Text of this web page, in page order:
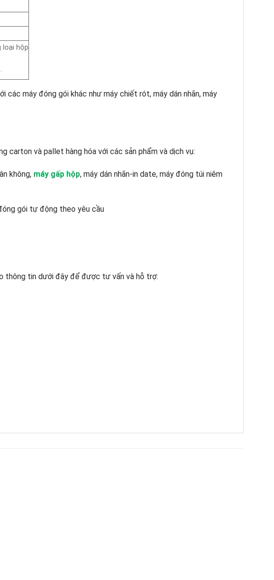
loại hộp
máy đóng gói khác như máy chiết rót, máy dán nhãn, máy
carton và pallet hàng hóa với các sản phẩm và dịch vụ:
không, máy gấp hộp, máy dán nhãn-in date, máy đóng túi niêm
gói tự động theo yêu cầu
thông tin dưới đây để được tư vấn và hỗ trợ: